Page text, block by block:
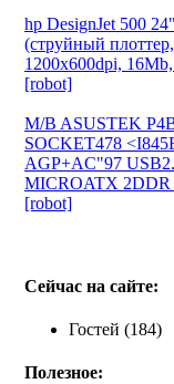
hp DesignJet 500
(струйный
1200х600dpi,
[robot]
M/B ASUSTEK
SOCKET478
AGP+AC"97
MICROATX
[robot]
Сейчас на сайте:
Гостей (184)
Полезное: